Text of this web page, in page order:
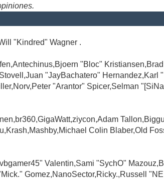
"Kindred" Wagner .
"Bloc"
"JayBachatero"
"Arantor" Spicer,Selman
Colin Blaber,Old
Valentin,Sami "SychO"
Gomez,NanoSector,Ricky.,Russell